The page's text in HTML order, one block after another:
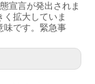
宣言が発出されま
拡大していま
味です。緊急事